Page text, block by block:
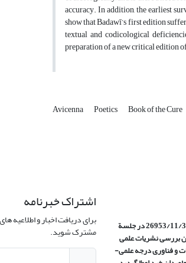
accuracy. In addition, the earliest
show that Badawī’s first edition
textual and codicological
preparation of a new critical edition
Avicenna Poetics Book of the Cure
براساس نامه شماره 26953/11/3/89 در جلسة
بررسی نشریات علمی
و فناوری درجه علمی‌-
اشتراک خبرنامه
برای دریافت اخبار و اطلاعیه
مشترک شوید.